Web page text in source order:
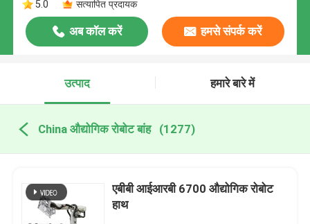
5.0
सत्यापित प्रदायक
अब कॉल करें हमसे संपर्क करें
उत्पाद हमारे बारे में
China औद्योगिक रोबोट बांह (1277)
एबीबी आईआरबी 6700 औद्योगिक रोबोट
हाथ